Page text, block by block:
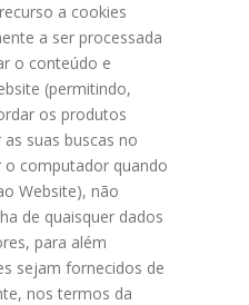
a cookies
a ser processada
o conteúdo e
(permitindo,
os produtos
suas buscas no
o computador quando
Website), não
de quaisquer dados
para além
sejam fornecidos de
nos termos da